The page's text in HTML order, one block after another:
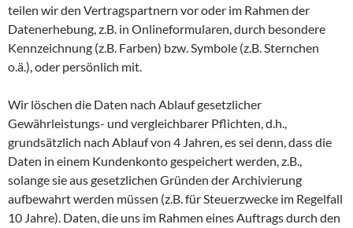
teilen wir den Vertragspartnern vor oder im Rahmen der
Datenerhebung, z.B. in Onlineformularen, durch besondere
Kennzeichnung (z.B. Farben) bzw. Symbole (z.B. Sternchen
o.ä.), oder persönlich mit.
Wir löschen die Daten nach Ablauf gesetzlicher
Gewährleistungs- und vergleichbarer Pflichten, d.h.,
grundsätzlich nach Ablauf von 4 Jahren, es sei denn, dass die
Daten in einem Kundenkonto gespeichert werden, z.B.,
solange sie aus gesetzlichen Gründen der Archivierung
aufbewahrt werden müssen (z.B. für Steuerzwecke im Regelfall
10 Jahre). Daten, die uns im Rahmen eines Auftrags durch den